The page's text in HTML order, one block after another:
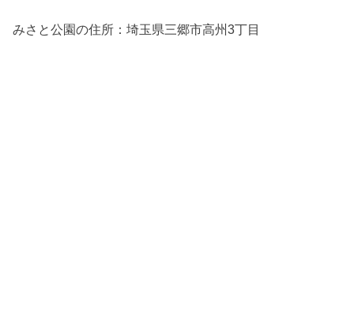
みさと公園の住所：埼玉県三郷市高州3丁目